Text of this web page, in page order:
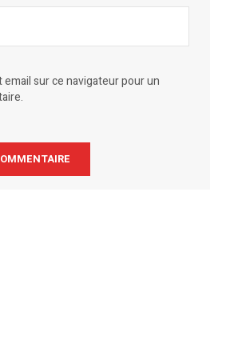
sur ce navigateur pour un